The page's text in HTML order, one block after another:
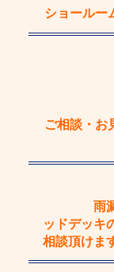
ショールー
ご相談・お
雨
ッドデッキ
相談頂けま